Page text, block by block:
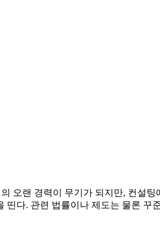
오랜 경력이 무기가 되지만, 컨설
다. 관련 법률이나 제도는 물론